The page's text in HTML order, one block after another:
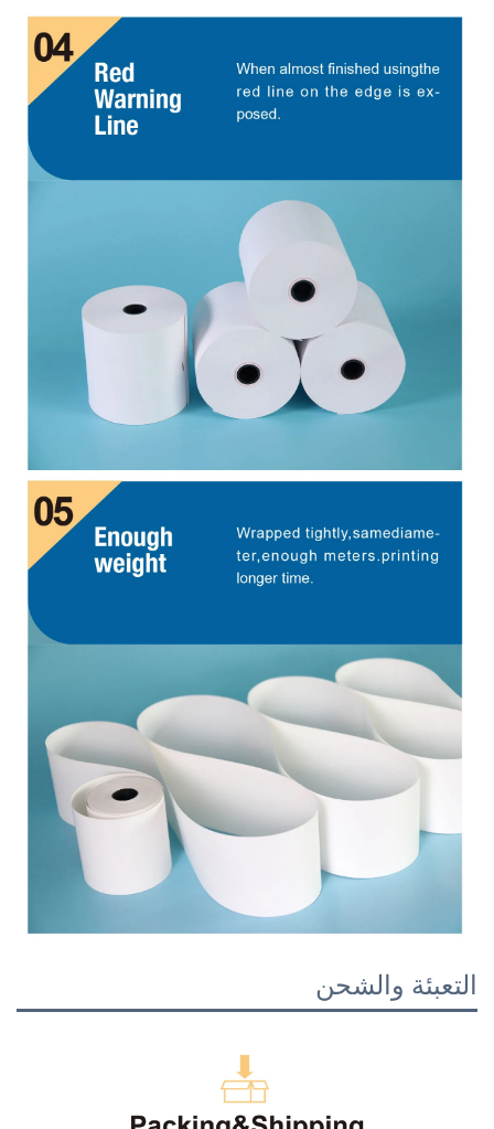
التعبئة والشحن